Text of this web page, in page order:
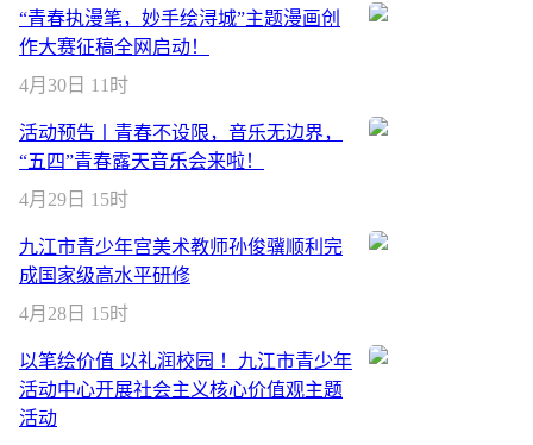
“青春执漫笔，妙手绘浔城”主题漫画创
作大赛征稿全网启动！
4月30日 11时
活动预告丨青春不设限，音乐无边界，
“五四”青春露天音乐会来啦！
4月29日 15时
九江市青少年宫美术教师孙俊骥顺利完
成国家级高水平研修
4月28日 15时
以笔绘价值 以礼润校园 ！九江市青少年
活动中心开展社会主义核心价值观主题
活动